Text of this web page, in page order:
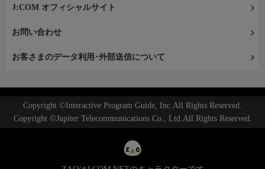
J:COM オフィシャルサイト
お問い合わせ
お客さまのデータ利用･外部送信について
Copyright ©Interactive Program Guide, Inc.All Rights Reserved.
Copyright ©Jupiter Telecommunications Co., Ltd.All Rights Reserved.